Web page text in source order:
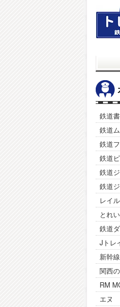
鉄道
鉄道
鉄道
鉄道
鉄道
鉄道
レイ
とれ
鉄道
Jトレ
新幹
関西
RM
エヌ